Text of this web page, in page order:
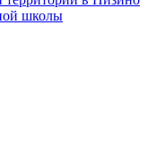
школы